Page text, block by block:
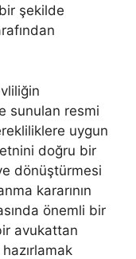
şekilde
sunulan resmi
uygun
doğru bir
dönüştürmesi
kararının
önemli bir
avukattan